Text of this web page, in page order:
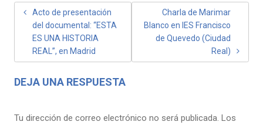
NAVEGACIÓN
ENTRADAS
Acto de presentación
del documental: “ESTA
ES UNA HISTORIA
REAL”, en Madrid
Charla de Marimar
Blanco en IES Francisco
de Quevedo (Ciudad
Real)
DEJA UNA RESPUESTA
Tu dirección de correo electrónico no será publicada. Los